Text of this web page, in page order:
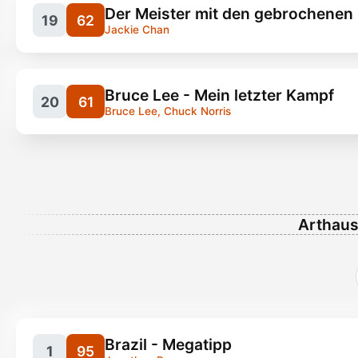
Filme, Eastern
19 62 Der Meister mit den gebrochenen
Jackie Chan
Filme, Kung Fu
20 61 Bruce Lee - Mein letzter Kampf
Bruce Lee, Chuck Norris
1 95 Brazil - Megatipp